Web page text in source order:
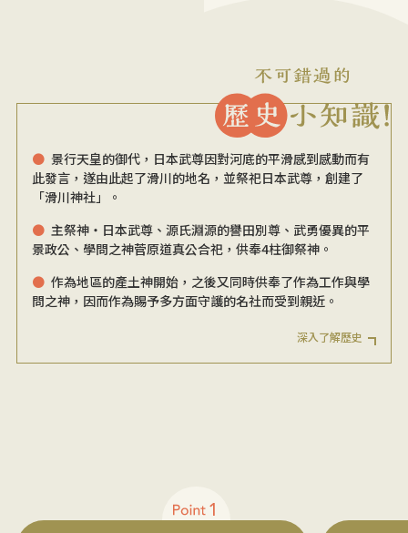
景行天皇的御代，日本武尊因對河底的平滑感到感動而有
此發言，遂由此起了滑川的地名，並祭祀日本武尊，創建了
「滑川神社」。
主祭神・日本武尊、源氏淵源的譽田別尊、武勇優異的平
景政公、學問之神菅原道真公合祀，供奉4柱御祭神。
作為地區的產土神開始，之後又同時供奉了作為工作與學
問之神，因而作為賜予多方面守護的名社而受到親近。
深入了解歷史